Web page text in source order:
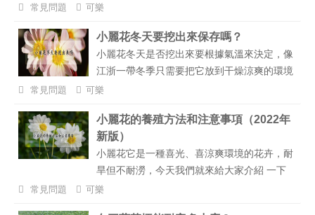
花，如果是采用播種的方式進行種植，則需要
常見問題 可樂
小麗花冬天要挖出來保存嗎？
小麗花冬天是否挖出來要根據氣溫來決定，像
江浙一帶冬季只需要把它放到干燥涼爽的環境
下自然過冬即可，但如果是東北地區就需要挖
常見問題 可樂
小麗花的養殖方法和注意事項（2022年
新版）
小麗花它是一種喜光、喜涼爽環境的花卉，耐
旱但不耐澇，今天我們就來給大家介紹 一下
小麗花的養殖方法和注意事項。...
常見問題 可樂